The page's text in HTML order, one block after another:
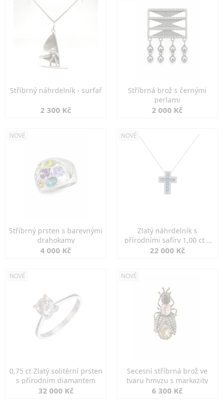
Stříbrný náhrdelník - surfař
2 300 Kč
Stříbrná brož s černými
perlami
2 000 Kč
NOVÉ
Stříbrný prsten s barevnými
drahokamy
4 000 Kč
NOVÉ
Zlatý náhrdelník s
přírodními safíry 1,00 ct a
diamanty
22 000 Kč
NOVÉ
0,75 ct Zlatý solitérní prsten
s přírodním diamantem
32 000 Kč
NOVÉ
Secesní stříbrná brož ve
tvaru hmyzu s markazity
6 300 Kč